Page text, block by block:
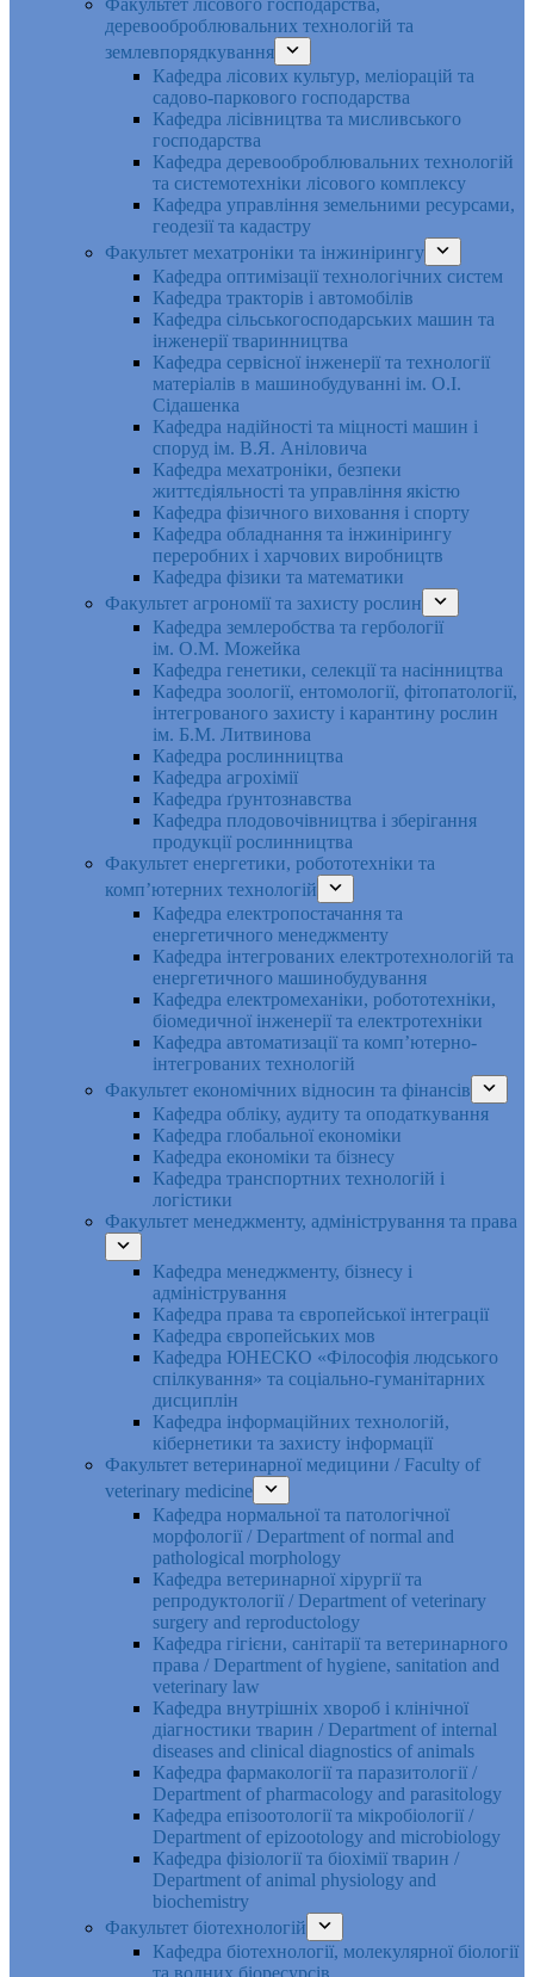
Факультет лісового господарства,
деревооброблювальних технологій та
землевпорядкування
Кафедра лісових культур, меліорацій та
садово-паркового господарства
Кафедра лісівництва та мисливського
господарства
Кафедра деревооброблювальних технологій
та системотехніки лісового комплексу
Кафедра управління земельними ресурсами,
геодезії та кадастру
Факультет мехатроніки та інжинірингу
Кафедра оптимізації технологічних систем
Кафедра тракторів і автомобілів
Кафедра сільськогосподарських машин та
інженерії тваринництва
Кафедра cервісної інженерії та технології
матеріалів в машинобудуванні ім. О.І.
Сідашенка
Кафедра надійності та міцності машин і
споруд ім. В.Я. Аніловича
Кафедра мехатроніки, безпеки
життєдіяльності та управління якістю
Кафедра фізичного виховання і спорту
Кафедра обладнання та інжинірингу
переробних і харчових виробництв
Кафедра фізики та математики
Факультет агрономії та захисту рослин
Кафедра землеробства та гербології
ім. О.М. Можейка
Кафедра генетики, селекції та насінництва
Кафедра зоології, ентомології, фітопатології,
інтегрованого захисту і карантину рослин
ім. Б.М. Литвинова
Кафедра рослинництва
Кафедра агрохімії
Кафедра ґрунтознавства
Кафедра плодовочівництва і зберігання
продукції рослинництва
Факультет енергетики, робототехніки та
комп’ютерних технологій
Кафедра електропостачання та
енергетичного менеджменту
Кафедра інтегрованих електротехнологій та
енергетичного машинобудування
Кафедра електромеханіки, робототехніки,
біомедичної інженерії та електротехніки
Кафедра автоматизації та комп’ютерно-
інтегрованих технологій
Факультет економічних відносин та фінансів
Кафедра обліку, аудиту та оподаткування
Кафедра глобальної економіки
Кафедра економіки та бізнесу
Кафедра транспортних технологій і
логістики
Факультет менеджменту, адміністрування та права
Кафедра менеджменту, бізнесу і
адміністрування
Кафедра права та європейської інтеграції
Кафедра європейських мов
Кафедра ЮНЕСКО «Філософія людського
спілкування» та соціально-гуманітарних
дисциплін
Кафедра інформаційних технологій,
кібернетики та захисту інформації
Факультет ветеринарної медицини / Faculty of
veterinary medicine
Кафедра нормальної та патологічної
морфології / Department of normal and
pathological morphology
Кафедра ветеринарної хірургії та
репродуктології / Department of veterinary
surgery and reproductology
Кафедра гігієни, санітарії та ветеринарного
права / Department of hygiene, sanitation and
veterinary law
Кафедра внутрішніх хвороб і клінічної
діагностики тварин / Department of internal
diseases and clinical diagnostics of animals
Кафедра фармакології та паразитології /
Department of pharmacology and parasitology
Кафедра епізоотології та мікробіології /
Department of epizootology and microbiology
Кафедра фізіології та біохімії тварин /
Department of animal physiology and
biochemistry
Факультет біотехнологій
Кафедра біотехнології, молекулярної біології
та водних біоресурсів